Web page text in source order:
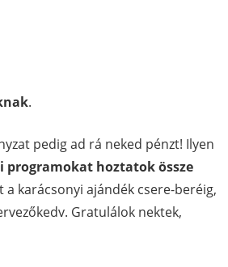
.
pedig ad rá neked pénzt! Ilyen
programokat hoztatok össze
karácsonyi ajándék csere-beréig,
Gratulálok nektek,